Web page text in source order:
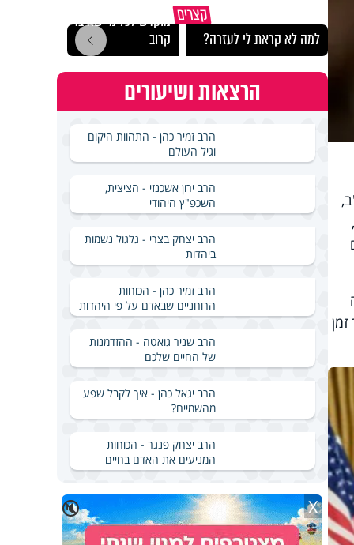
קצרים
למה לא קראת לי לעזרה?
מוקדש לכל מי שאיבד איש
קרוב
הרצאות ושיעורים
הרב זמיר כהן - התהוות היקום
וגיל העולם
הרב ירון אשכנזי - הציצית,
השכפ"ץ היהודי
הרב יצחק בצרי - גלגול נשמות
ביהדות
הרב זמיר כהן - הכוחות
הרוחניים שבאדם על פי היהדות
הרב שניר גואטה - ההזדמנות
של החיים שלכם
הרב יגאל כהן - איך לקבל שפע
מהשמיים?
הרב יצחק פנגר - הכוחות
המניעים את האדם בחיים
🔇 X